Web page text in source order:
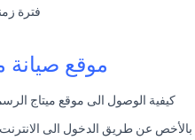
فترة
موقع صيانة
كيفية الوصول الى موقع ميتاج
بالأخص عن طريق الدخول الى